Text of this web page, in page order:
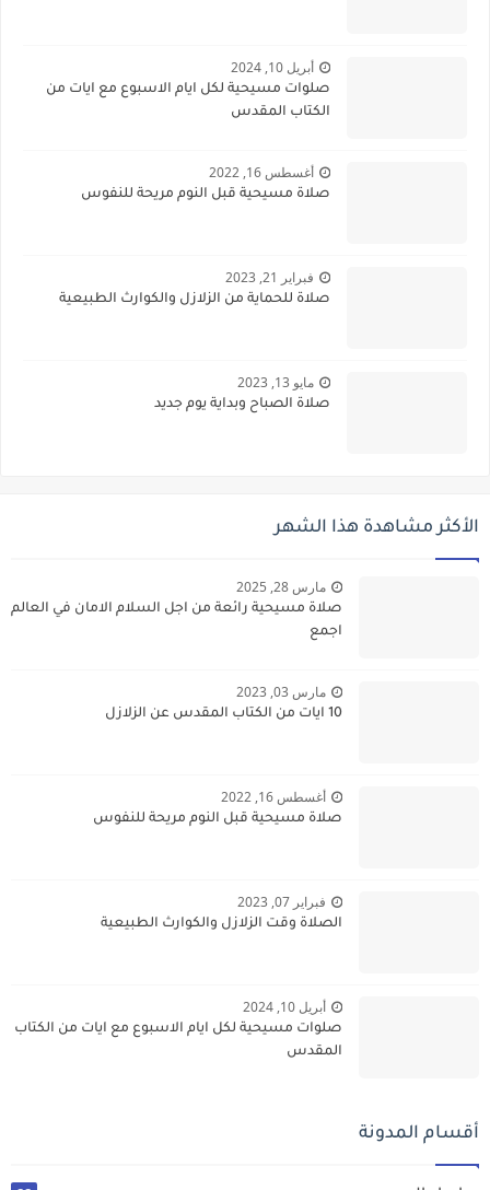
أبريل 10, 2024
صلوات مسيحية لكل ايام الاسبوع مع ايات من
الكتاب المقدس
أغسطس 16, 2022
صلاة مسيحية قبل النوم مريحة للنفوس
فبراير 21, 2023
صلاة للحماية من الزلازل والكوارث الطبيعية
مايو 13, 2023
صلاة الصباح وبداية يوم جديد
الأكثر مشاهدة هذا الشهر
مارس 28, 2025
صلاة مسيحية رائعة من اجل السلام الامان في العالم
اجمع
مارس 03, 2023
10 ايات من الكتاب المقدس عن الزلازل
أغسطس 16, 2022
صلاة مسيحية قبل النوم مريحة للنفوس
فبراير 07, 2023
الصلاة وقت الزلازل والكوارث الطبيعية
أبريل 10, 2024
صلوات مسيحية لكل ايام الاسبوع مع ايات من الكتاب
المقدس
أقسام المدونة